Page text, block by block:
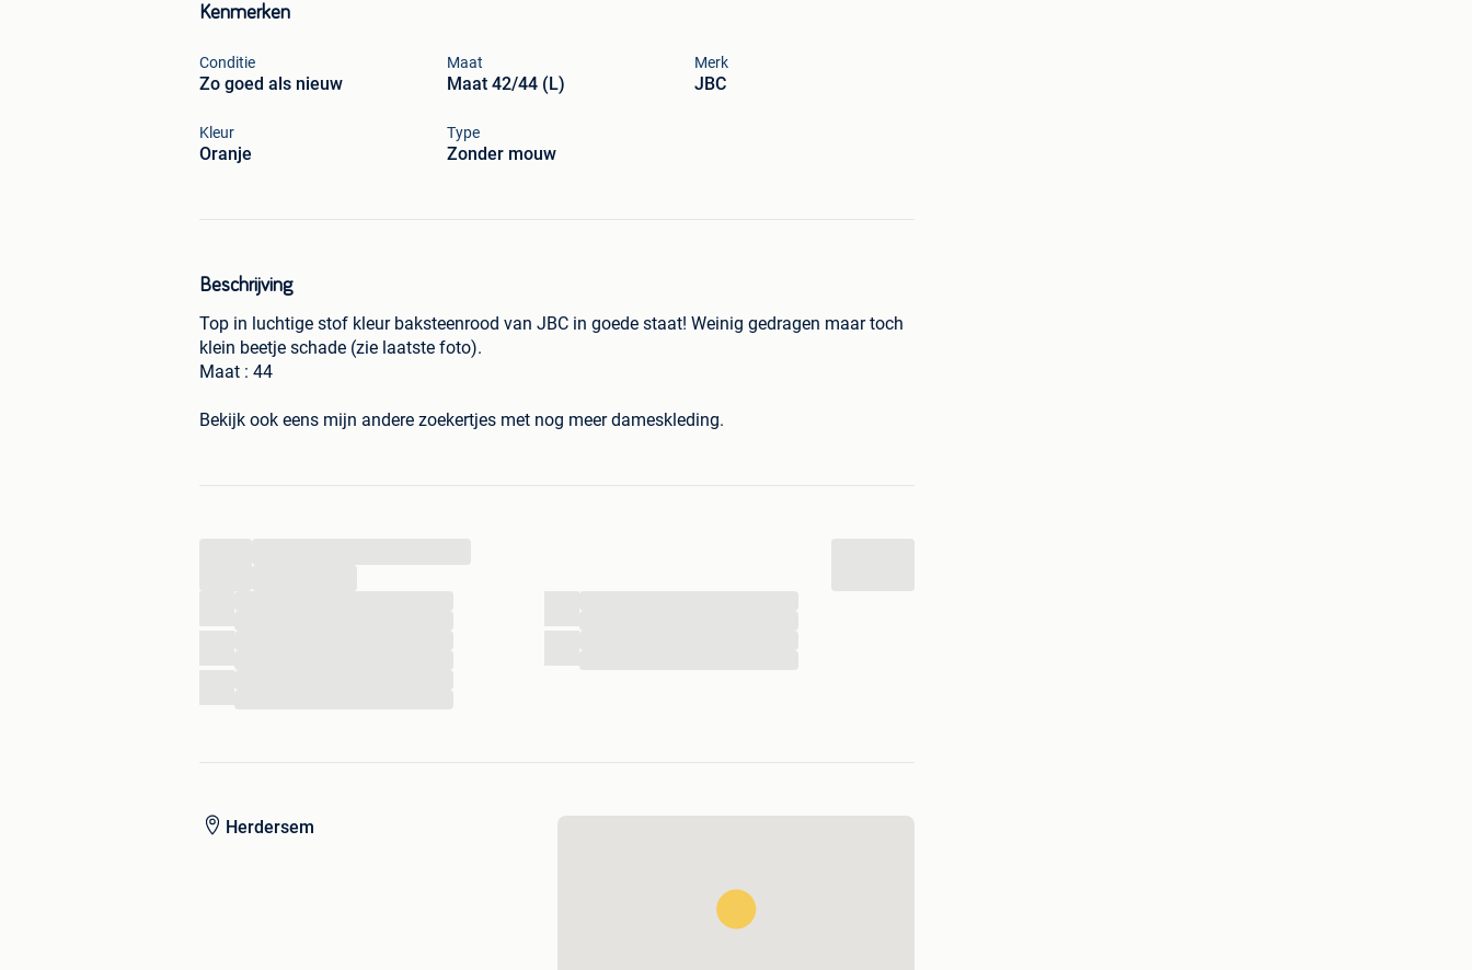
Kenmerken
Conditie
Zo goed als nieuw
Maat
Maat 42/44 (L)
Merk
JBC
Kleur
Oranje
Type
Zonder mouw
Beschrijving
Top in luchtige stof kleur baksteenrood van JBC in goede staat! Weinig gedragen maar toch
klein beetje schade (zie laatste foto).
Maat : 44
Bekijk ook eens mijn andere zoekertjes met nog meer dameskleding.
Herdersem